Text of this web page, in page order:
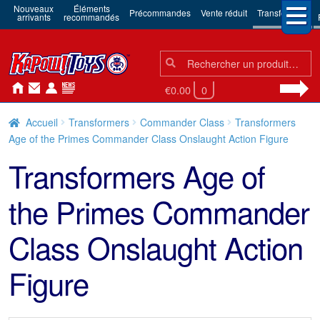
Nouveaux
arrivants
Éléments
recommandés Précommandes Vente réduit Transformers
Chercher:
Chercher
€0.00 0
Accueil Transformers Commander Class
Transformers
Age of the Primes Commander Class Onslaught Action Figure
Transformers Age of
the Primes Commander
Class Onslaught Action
Figure